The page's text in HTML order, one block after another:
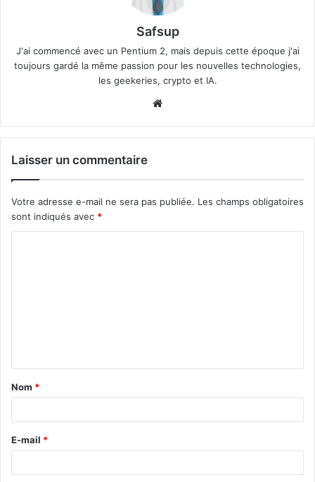
Safsup
J'ai commencé avec un Pentium 2, mais depuis cette époque j'ai
toujours gardé la même passion pour les nouvelles technologies,
les geekeries, crypto et IA.
Website
Laisser un commentaire
Votre adresse e-mail ne sera pas publiée. Les champs obligatoires
sont indiqués avec *
t
a
e
*
Nom *
E-mail *